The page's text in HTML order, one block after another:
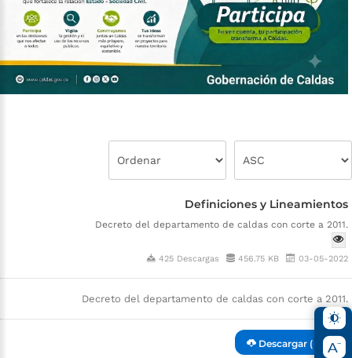
Definiciones y Lineamientos
Decreto del departamento de caldas con corte a 2011.
425 Descargas 456.75 KB 03-05-2022
Decreto del departamento de caldas con corte a 2011.
Descargar ( pdf )